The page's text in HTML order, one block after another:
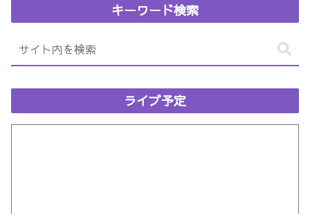
キーワード検索
ライブ予定